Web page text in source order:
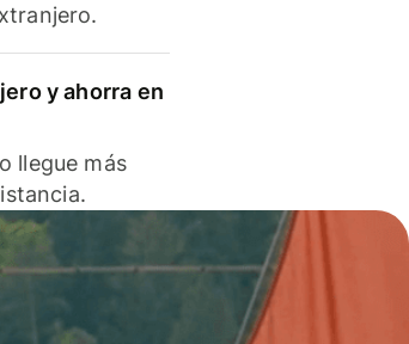
y ahorra en
llegue más